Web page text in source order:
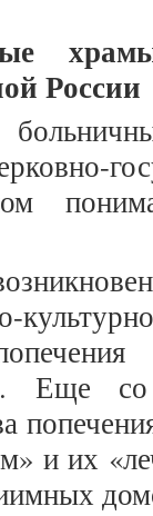
России
Еще со
и их